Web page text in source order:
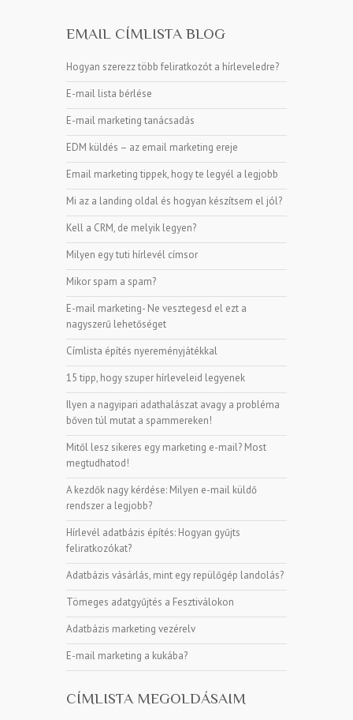
EMAIL CÍMLISTA BLOG
Hogyan szerezz több feliratkozót a hírleveledre?
E-mail lista bérlése
E-mail marketing tanácsadás
EDM küldés – az email marketing ereje
Email marketing tippek, hogy te legyél a legjobb
Mi az a landing oldal és hogyan készítsem el jól?
Kell a CRM, de melyik legyen?
Milyen egy tuti hírlevél címsor
Mikor spam a spam?
E-mail marketing- Ne vesztegesd el ezt a
nagyszerű lehetőséget
Címlista építés nyereményjátékkal
15 tipp, hogy szuper hírleveleid legyenek
Ilyen a nagyipari adathalászat avagy a probléma
bőven túl mutat a spammereken!
Mitől lesz sikeres egy marketing e-mail? Most
megtudhatod!
A kezdők nagy kérdése: Milyen e-mail küldő
rendszer a legjobb?
Hírlevél adatbázis építés: Hogyan gyűjts
feliratkozókat?
Adatbázis vásárlás, mint egy repülőgép landolás?
Tömeges adatgyűjtés a Fesztiválokon
Adatbázis marketing vezérelv
E-mail marketing a kukába?
CÍMLISTA MEGOLDÁSAIM